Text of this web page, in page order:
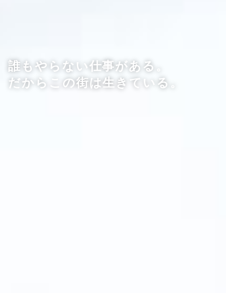
誰もやらない仕事がある。
だからこの街は生きている。